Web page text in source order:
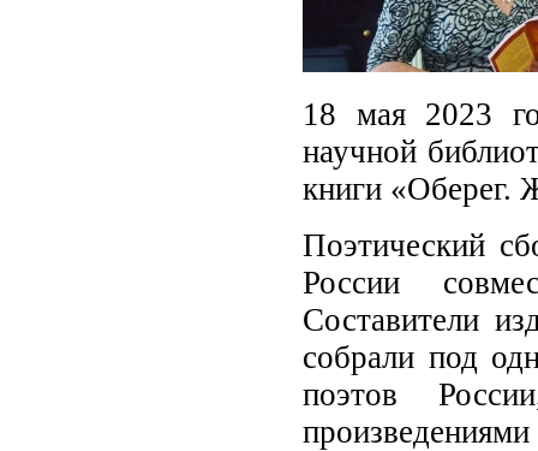
18 мая 2023
научной
книги «Оберег.
Поэтический
России
Составители
собрали под
поэтов